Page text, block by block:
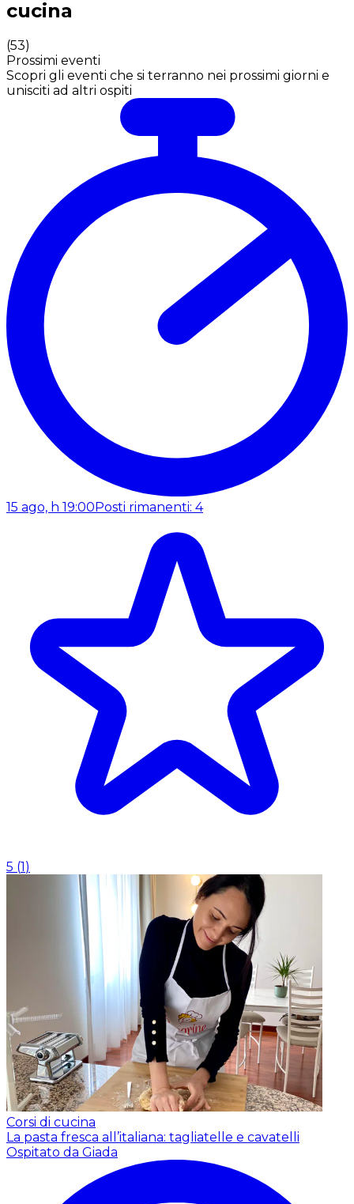
cucina
(53)
Prossimi eventi
Scopri gli eventi che si terranno nei prossimi giorni e
unisciti ad altri ospiti
15 ago, h 19:00 Posti rimanenti: 4
5 (1 )
Corsi di cucina
La pasta fresca all’italiana: tagliatelle e cavatelli
Ospitato da Giada